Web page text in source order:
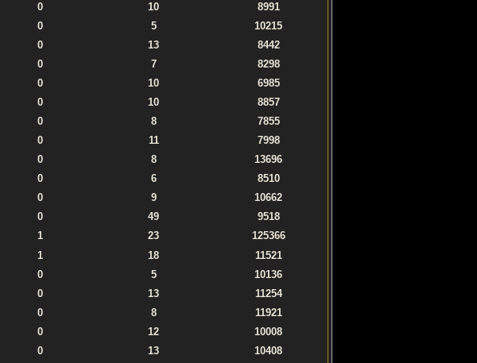
0 10
8991
0 5
10215
0 13
8442
0 7
8298
0 10
6985
0 10
8857
0 8
7855
0 11
7998
0 8
13696
0 6
8510
0 9
10662
0 49
9518
1 23
125366
1 18
11521
0 5
10136
0 13
11254
0 8
11921
0 12
10008
0 13
10408